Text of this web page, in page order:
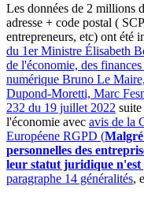
Les données de 2 millions
adresse + code postal (
entrepreneurs, etc) ont été
du 1er Ministre Élisabeth
de l'économie, des
numérique Bruno Le
Dupond-Moretti, Marc
232 du 19 juillet 2022
l'économie avec avis de la
Européene RGPD (Malgré
personnelles des
leur statut juridique n'est
paragraphe 14 généralités,